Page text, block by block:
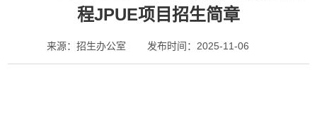
程JPUE项目招生简章
来源：招生办公室 发布时间：2025-11-06